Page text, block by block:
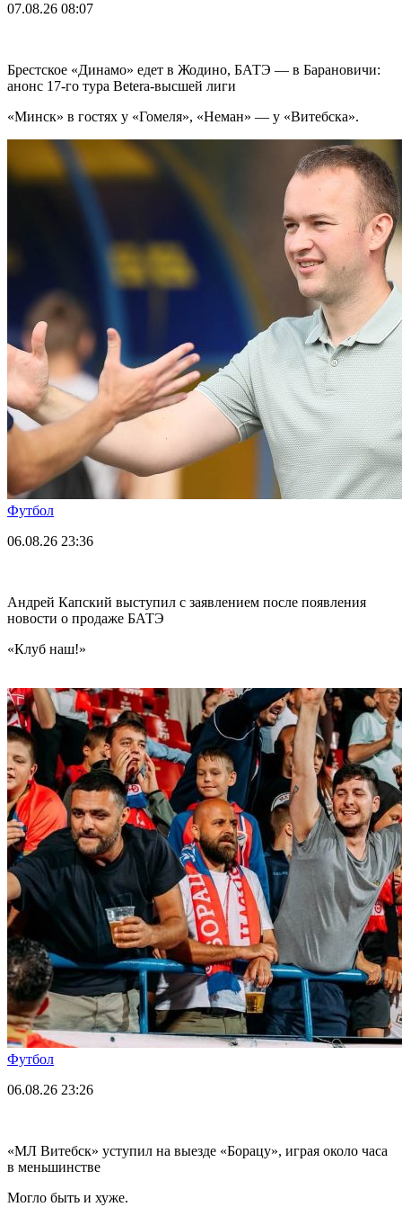
07.08.26 08:07
Брестское «Динамо» едет в Жодино, БАТЭ — в Барановичи:
анонс 17-го тура Betera-высшей лиги
«Минск» в гостях у «Гомеля», «Неман» — у «Витебска».
Футбол
06.08.26 23:36
Андрей Капский выступил с заявлением после появления
новости о продаже БАТЭ
«Клуб наш!»
Футбол
06.08.26 23:26
«МЛ Витебск» уступил на выезде «Борацу», играя около часа
в меньшинстве
Могло быть и хуже.